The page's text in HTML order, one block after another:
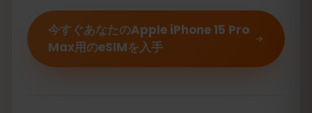
今すぐあなたのApple iPhone 15 Pro
Max用のeSIMを入手